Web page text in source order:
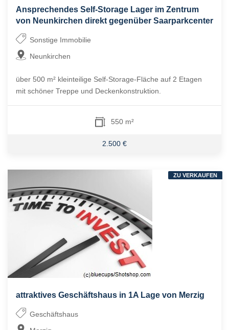
Ansprechendes Self-Storage Lager im Zentrum
von Neunkirchen direkt gegenüber Saarparkcenter
Sonstige Immobilie
Neunkirchen
über 500 m² kleinteilige Self-Storage-Fläche auf 2 Etagen
mit schöner Treppe und Deckenkonstruktion.
550 m²
2.500 €
attraktives Geschäftshaus in 1A Lage von Merzig
Geschäftshaus
ZU VERKAUFEN